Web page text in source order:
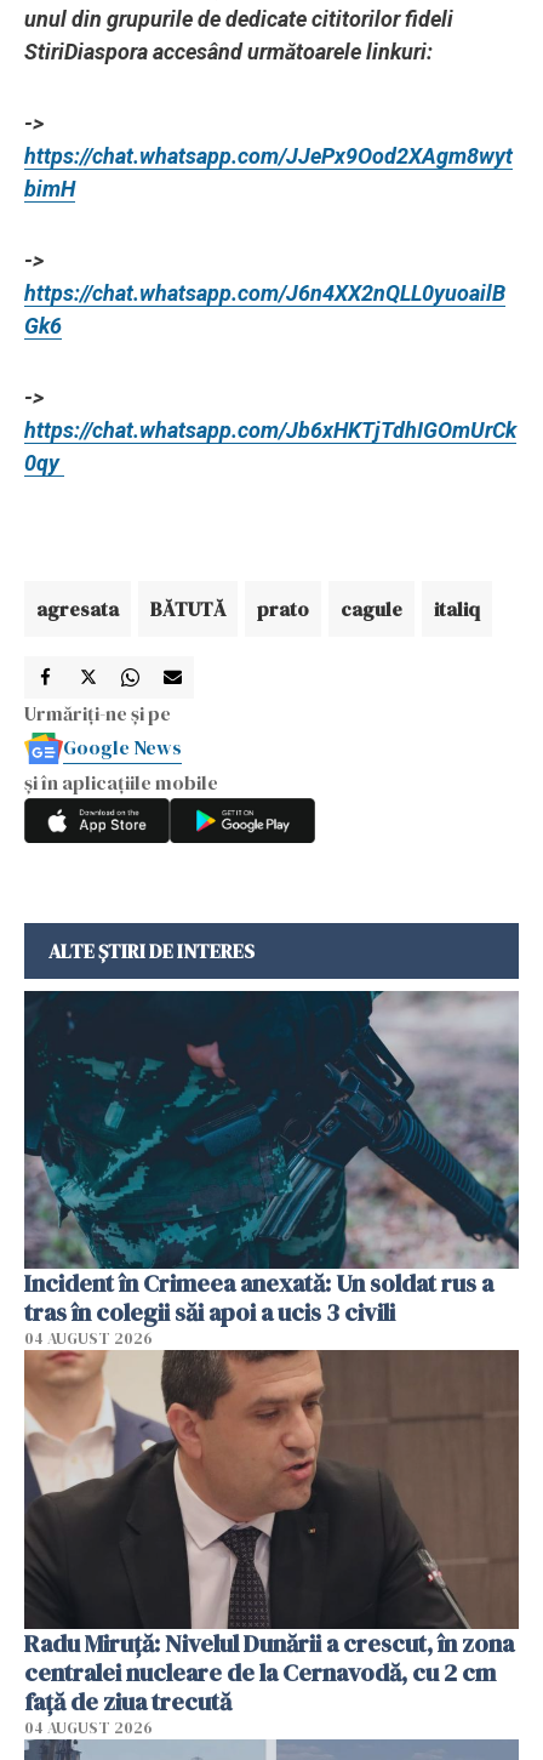
unul din grupurile de dedicate cititorilor fideli
StiriDiaspora accesând următoarele linkuri:
->
https://chat.whatsapp.com/JJePx9Ood2XAgm8wyt
bimH
->
https://chat.whatsapp.com/J6n4XX2nQLL0yuoailB
Gk6
->
https://chat.whatsapp.com/Jb6xHKTjTdhIGOmUrCk
0qy
agresata BĂTUTĂ prato cagule italiq
Urmăriți-ne și pe
Google News
și în aplicațiile mobile
ALTE ȘTIRI DE INTERES
Incident în Crimeea anexată: Un soldat rus a
tras în colegii săi apoi a ucis 3 civili
04 AUGUST 2026
Radu Miruţă: Nivelul Dunării a crescut, în zona
centralei nucleare de la Cernavodă, cu 2 cm
faţă de ziua trecută
04 AUGUST 2026